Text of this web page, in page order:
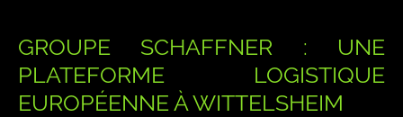
GROUPE SCHAFFNER : UNE
PLATEFORME LOGISTIQUE
EUROPÉENNE À WITTELSHEIM